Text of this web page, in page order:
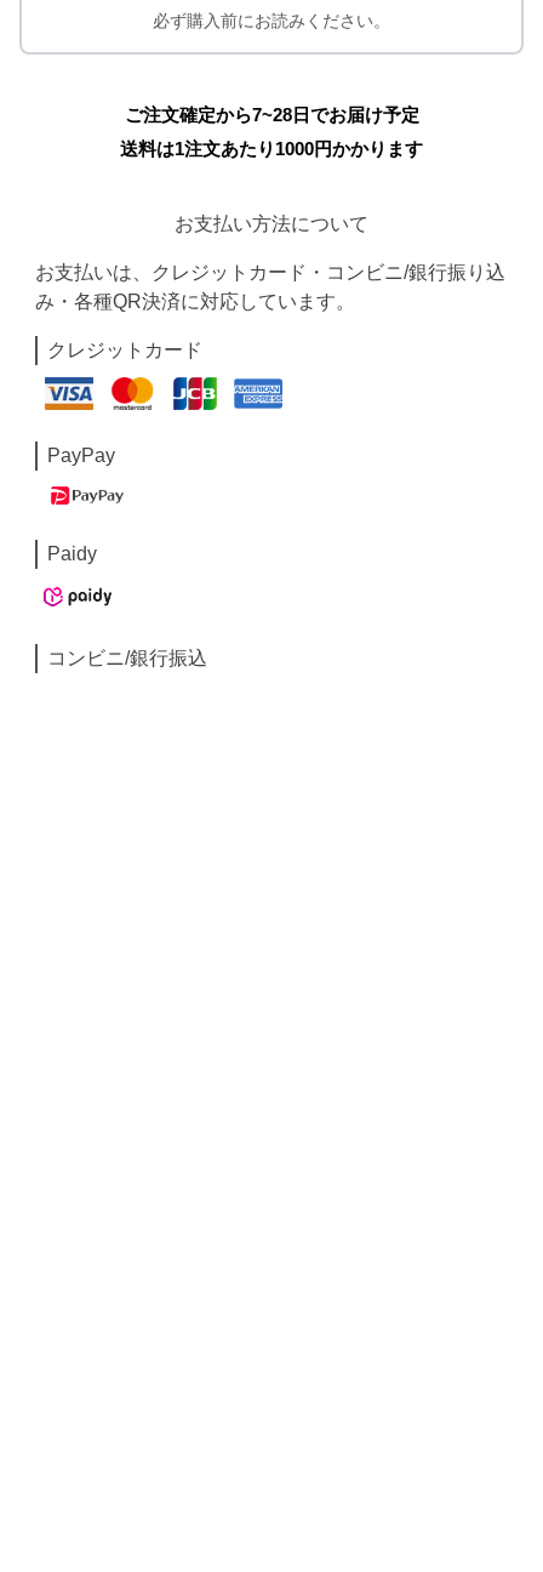
必ず購入前にお読みください。
ご注文確定から7~28日でお届け予定
送料は1注文あたり 1000円かかります
お支払い方法について
お支払いは、クレジットカード・コンビニ/銀行振り込
み・各種QR決済に対応しています。
クレジットカード
PayPay
Paidy
コンビニ/銀行振込